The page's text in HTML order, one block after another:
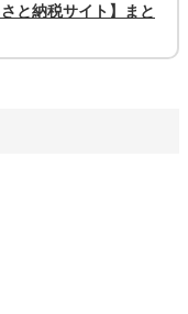
と納税サイト】まと